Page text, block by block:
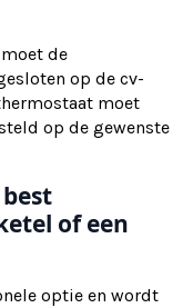
de
op de cv-
moet
op de gewenste
of een
optie en wordt